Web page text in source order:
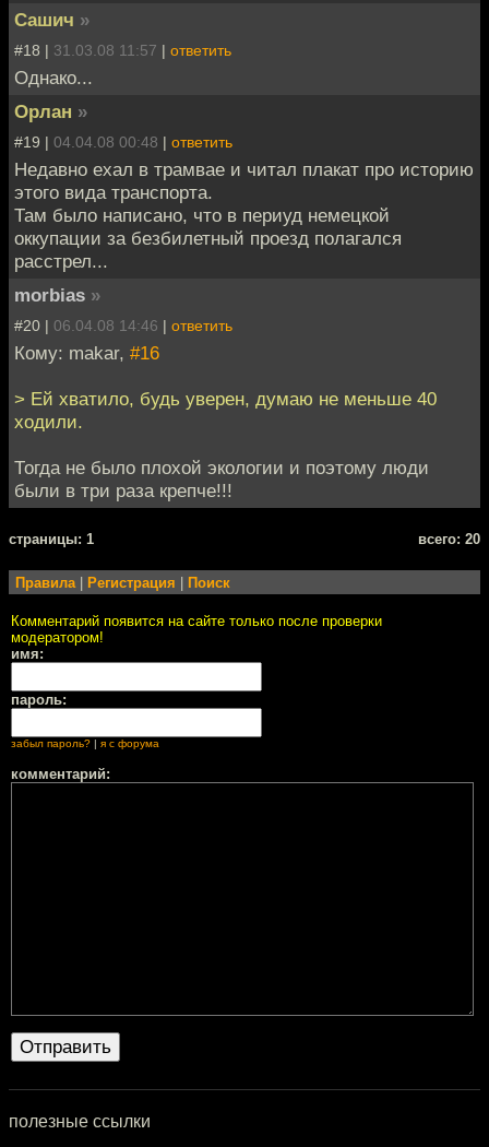
Сашич »
#18 | 31.03.08 11:57 | ответить
Однако...
Орлан »
#19 | 04.04.08 00:48 | ответить
Недавно ехал в трамвае и читал плакат про историю
этого вида транспорта.
Там было написано, что в периуд немецкой
оккупации за безбилетный проезд полагался
расстрел...
morbias »
#20 | 06.04.08 14:46 | ответить
Кому: makar, #16
> Ей хватило, будь уверен, думаю не меньше 40
ходили.
Тогда не было плохой экологии и поэтому люди
были в три раза крепче!!!
cтраницы: 1 всего: 20
Правила| Регистрация Поиск
Комментарий появится на сайте только после проверки
модератором!
имя:
пароль:
забыл пароль? | я с форума
комментарий:
полезные ссылки